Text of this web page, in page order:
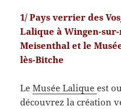
1/ Pays verrier des
Lalique à Wingen-
Meisenthal et le
lès-Bitche
LeMusée Laliqueest
découvrez la création